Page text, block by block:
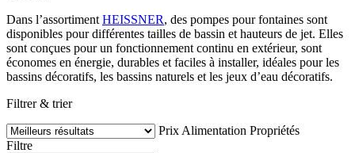
Dans l’assortiment HEISSNER, des pompes pour fontaines sont
disponibles pour différentes tailles de bassin et hauteurs de jet. Elles
sont conçues pour un fonctionnement continu en extérieur, sont
économes en énergie, durables et faciles à installer, idéales pour les
bassins décoratifs, les bassins naturels et les jeux d’eau décoratifs.
Filtrer & trier
Prix Alimentation Propriétés
Filtre